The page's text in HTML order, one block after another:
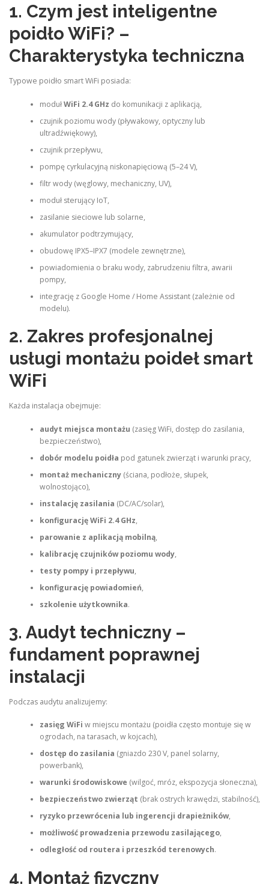
1. Czym jest inteligentne
poidło WiFi? –
Charakterystyka techniczna
Typowe poidło smart WiFi posiada:
modułWiFi 2.4 GHz do komunikacji z aplikacją,
czujnik poziomu wody (pływakowy, optyczny lub
ultradźwiękowy),
czujnik przepływu,
pompę cyrkulacyjną niskonapięciową (5–24 V),
filtr wody (węglowy, mechaniczny, UV),
moduł sterujący IoT,
zasilanie sieciowe lub solarne,
akumulator podtrzymujący,
obudowę IPX5–IPX7 (modele zewnętrzne),
powiadomienia o braku wody, zabrudzeniu filtra, awarii
pompy,
integrację z Google Home / Home Assistant (zależnie od
modelu).
2. Zakres profesjonalnej
usługi montażu poideł smart
WiFi
Każda instalacja obejmuje:
audyt miejsca montażu (zasięg WiFi, dostęp do zasilania,
bezpieczeństwo),
dobór modelu poidła pod gatunek zwierząt i warunki pracy,
montaż mechaniczny(ściana, podłoże, słupek,
wolnostojąco),
instalację zasilania (DC/AC/solar),
konfigurację WiFi 2.4 GHz,
parowanie z aplikacją mobilną,
kalibrację czujników poziomu wody,
testy pompy i przepływu,
konfigurację powiadomień,
szkolenie użytkownika.
3. Audyt techniczny –
fundament poprawnej
instalacji
Podczas audytu analizujemy:
zasięg WiFi w miejscu montażu (poidła często montuje się w
ogrodach, na tarasach, w kojcach),
dostęp do zasilania (gniazdo 230 V, panel solarny,
powerbank),
warunki środowiskowe (wilgoć, mróz, ekspozycja słoneczna),
bezpieczeństwo zwierząt (brak ostrych krawędzi, stabilność),
ryzyko przewrócenia lub ingerencji drapieżników,
możliwość prowadzenia przewodu zasilającego,
odległość od routera i przeszkód terenowych.
4. Montaż fizyczny